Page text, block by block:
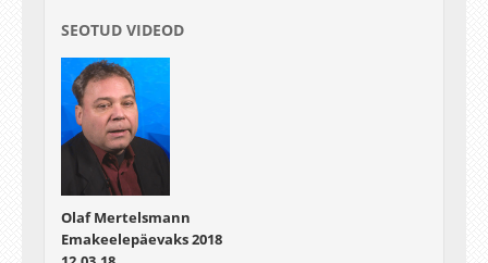
SEOTUD VIDEOD
Olaf Mertelsmann
Emakeelepäevaks 2018